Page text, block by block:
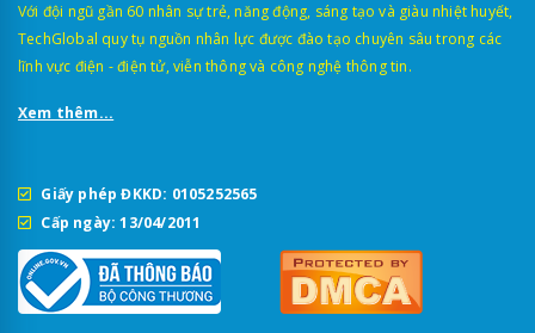
Với đội ngũ gần 60 nhân sự trẻ, năng động, sáng tạo và giàu nhiệt huyết,
TechGlobal quy tụ nguồn nhân lực được đào tạo chuyên sâu trong các
lĩnh vực điện - điện tử, viễn thông và công nghệ thông tin.
Xem thêm...
Giấy phép ĐKKD: 0105252565
Cấp ngày: 13/04/2011